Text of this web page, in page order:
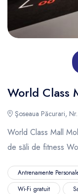
World Class
Şoseaua Păcurari,
World Class Mall
de săli de fitness
Antrenamente
Wi-Fi gratuit